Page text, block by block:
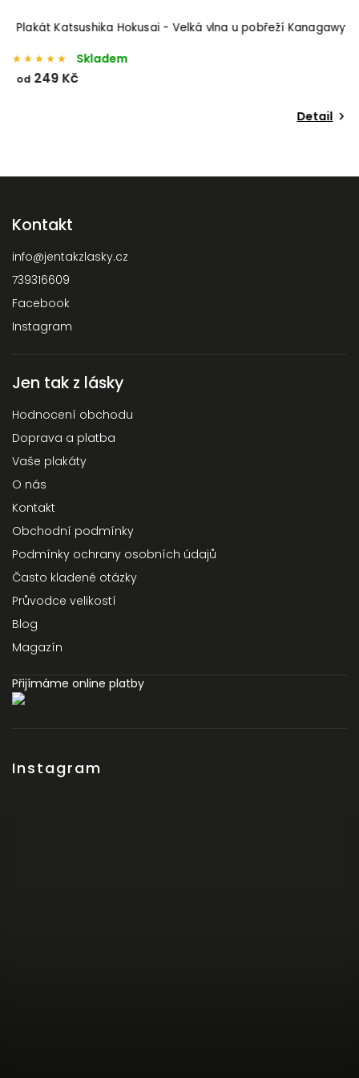
Plakát Katsushika Hokusai - Velká vlna u pobřeží Kanagawy
Skladem
od249 Kč
Detail
Kontakt
info@jentakzlasky.cz
739316609
Facebook
Instagram
Jen tak z lásky
Hodnocení obchodu
Doprava a platba
Vaše plakáty
O nás
Kontakt
Obchodní podmínky
Podmínky ochrany osobních údajů
Často kladené otázky
Průvodce velikostí
Blog
Magazín
Přijímáme online platby
Instagram